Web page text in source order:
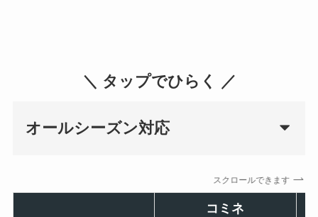
＼ タップでひらく ／
オールシーズン対応
スクロールできます
コミネ